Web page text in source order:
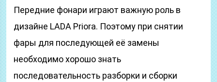
Передние фонари играют важную роль в
дизайне LADA Priora. Поэтому при снятии
фары для последующей её замены
необходимо хорошо знать
последовательность разборки и сборки